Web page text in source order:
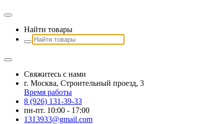
Найти товары
Свяжитесь с нами
г. Москва, Строительный проезд, 3
Время работы
8 (926) 131-39-33
пн-пт. 10:00 - 17:00
1313933@gmail.com